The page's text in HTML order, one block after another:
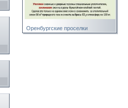
Оренбургские проселки